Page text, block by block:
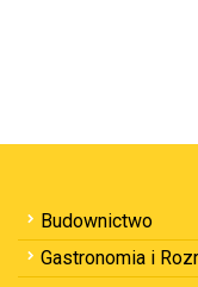
Budownictwo
Gastronomia i